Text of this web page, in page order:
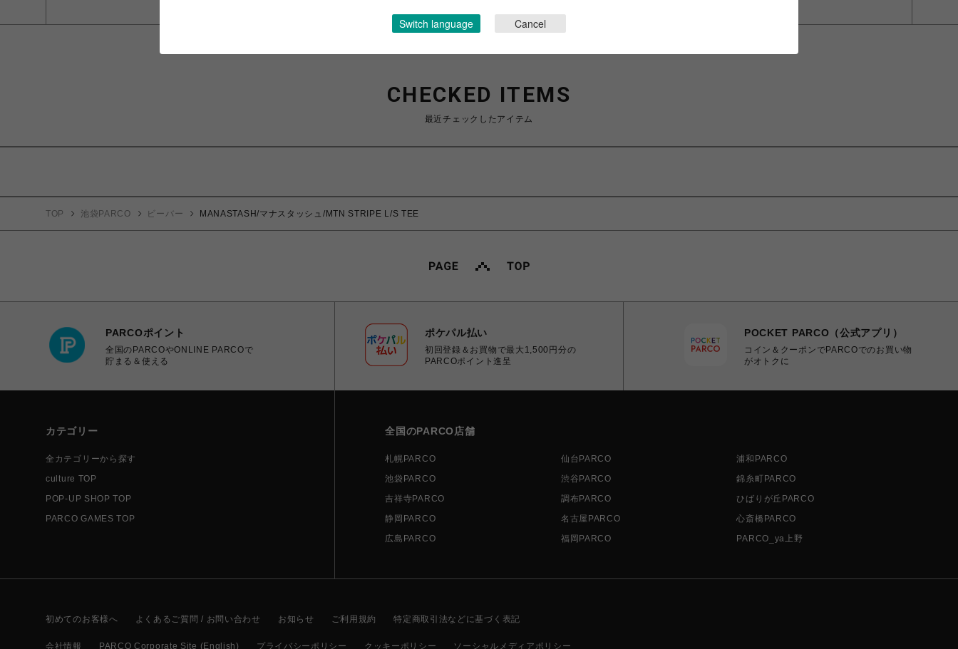
CHECKED ITEMS
最近チェックしたアイテム
TOP 池袋PARCO ビーバー MANASTASH/マナスタッシュ/MTN STRIPE L/S TEE
PARCOポイント
全国のPARCOやONLINE PARCOで
貯まる＆使える
ポケパル払い
初回登録＆お買物で最大1,500円分の
PARCOポイント進呈
POCKET PARCO（公式アプリ）
コイン＆クーポンでPARCOでのお買い物
がオトクに
カテゴリー
全カテゴリーから探す
culture TOP
POP-UP SHOP TOP
PARCO GAMES TOP
全国のPARCO店舗
札幌PARCO 仙台PARCO
浦和PARCO
池袋PARCO
渋谷PARCO
錦糸町PARCO
吉祥寺PARCO
調布PARCO
ひばりが丘PARCO
静岡PARCO
名古屋PARCO
心斎橋PARCO
広島PARCO
福岡PARCO PARCO_ya上野
初めてのお客様へ よくあるご質問 / お問い合わせ お知らせ ご利用規約 特定商取引法などに基づく表記
会社情報 PARCO Corporate Site (English) プライバシーポリシー クッキーポリシー ソーシャルメディアポリシー
Switch language Cancel